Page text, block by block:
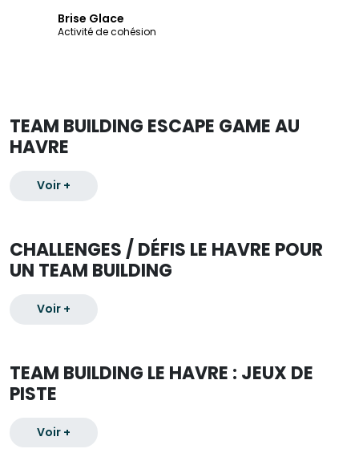
Brise Glace
Activité de cohésion
TEAM BUILDING ESCAPE GAME AU
HAVRE
Voir +
CHALLENGES / DÉFIS LE HAVRE POUR
UN TEAM BUILDING
Voir +
TEAM BUILDING LE HAVRE : JEUX DE
PISTE
Voir +